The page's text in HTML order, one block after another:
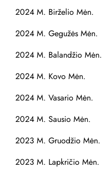
2024 M. Birželio Mėn.
2024 M. Gegužės Mėn.
2024 M. Balandžio Mėn.
2024 M. Kovo Mėn.
2024 M. Vasario Mėn.
2024 M. Sausio Mėn.
2023 M. Gruodžio Mėn.
2023 M. Lapkričio Mėn.